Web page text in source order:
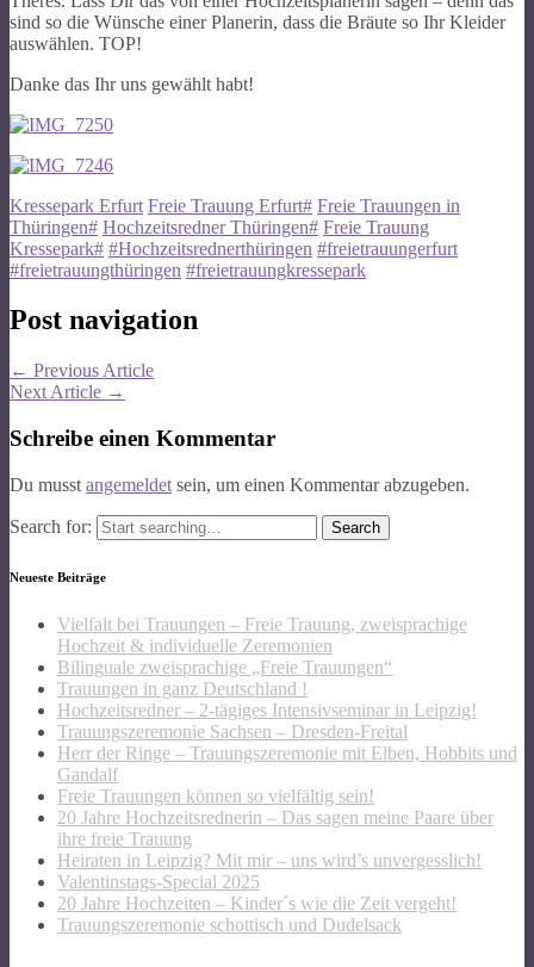
sind so die Wünsche einer Planerin, dass die Bräute so Ihr Kleider
auswählen. TOP!
Danke das Ihr uns gewählt habt!
Kressepark Erfurt Freie Trauung Erfurt# Freie Trauungen in
Thüringen# Hochzeitsredner Thüringen# Freie Trauung
Kressepark# #Hochzeitsrednerthüringen #freietrauungerfurt
#freietrauungthüringen #freietrauungkressepark
Post navigation
← Previous Article
Next Article →
Schreibe einen Kommentar
Du musst angemeldet sein, um einen Kommentar abzugeben.
Search for:
Neueste Beiträge
Vielfalt bei Trauungen – Freie Trauung, zweisprachige
Hochzeit & individuelle Zeremonien
Bilinguale zweisprachige „Freie Trauungen“
Trauungen in ganz Deutschland !
Hochzeitsredner – 2-tägiges Intensivseminar in Leipzig!
Trauungszeremonie Sachsen – Dresden-Freital
Herr der Ringe – Trauungszeremonie mit Elben, Hobbits und
Gandalf
Freie Trauungen können so vielfältig sein!
20 Jahre Hochzeitsrednerin – Das sagen meine Paare über
ihre freie Trauung
Heiraten in Leipzig? Mit mir – uns wird’s unvergesslich!
Valentinstags-Special 2025
20 Jahre Hochzeiten – Kinder´s wie die Zeit vergeht!
Trauungszeremonie schottisch und Dudelsack